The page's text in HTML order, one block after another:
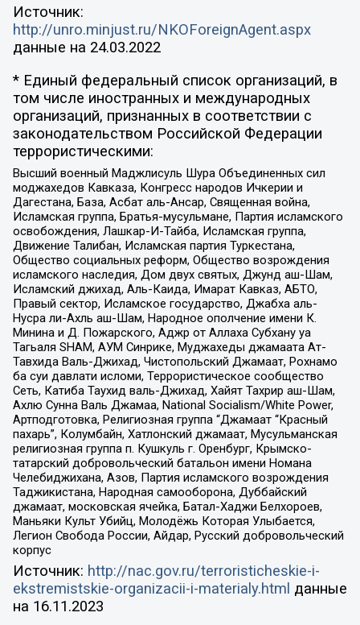
Источник:
http://unro.minjust.ru/NKOForeignAgent.aspx
данные на 24.03.2022
* Единый федеральный список организаций, в
том числе иностранных и международных
организаций, признанных в соответствии с
законодательством Российской Федерации
террористическими:
Высший военный Маджлисуль Шура Объединенных сил
моджахедов Кавказа, Конгресс народов Ичкерии и
Дагестана, База, Асбат аль-Ансар, Священная война,
Исламская группа, Братья-мусульмане, Партия исламского
освобождения, Лашкар-И-Тайба, Исламская группа,
Движение Талибан, Исламская партия Туркестана,
Общество социальных реформ, Общество возрождения
исламского наследия, Дом двух святых, Джунд аш-Шам,
Исламский джихад, Аль-Каида, Имарат Кавказ, АБТО,
Правый сектор, Исламское государство, Джабха аль-
Нусра ли-Ахль аш-Шам, Народное ополчение имени К.
Минина и Д. Пожарского, Аджр от Аллаха Субхану уа
Тагьаля SHAM, АУМ Синрике, Муджахеды джамаата Ат-
Тавхида Валь-Джихад, Чистопольский Джамаат, Рохнамо
ба суи давлати исломи, Террористическое сообщество
Сеть, Катиба Таухид валь-Джихад, Хайят Тахрир аш-Шам,
Ахлю Сунна Валь Джамаа, National Socialism/White Power,
Артподготовка, Религиозная группа “Джамаат “Красный
пахарь”, Колумбайн, Хатлонский джамаат, Мусульманская
религиозная группа п. Кушкуль г. Оренбург, Крымско-
татарский добровольческий батальон имени Номана
Челебиджихана, Азов, Партия исламского возрождения
Таджикистана, Народная самооборона, Дуббайский
джамаат, московская ячейка, Батал-Хаджи Белхороев,
Маньяки Культ Убийц, Молодёжь Которая Улыбается,
Легион Свобода России, Айдар, Русский добровольческий
корпус
Источник: http://nac.gov.ru/terroristicheskie-i-
ekstremistskie-organizacii-i-materialy.html данные
на 16.11.2023